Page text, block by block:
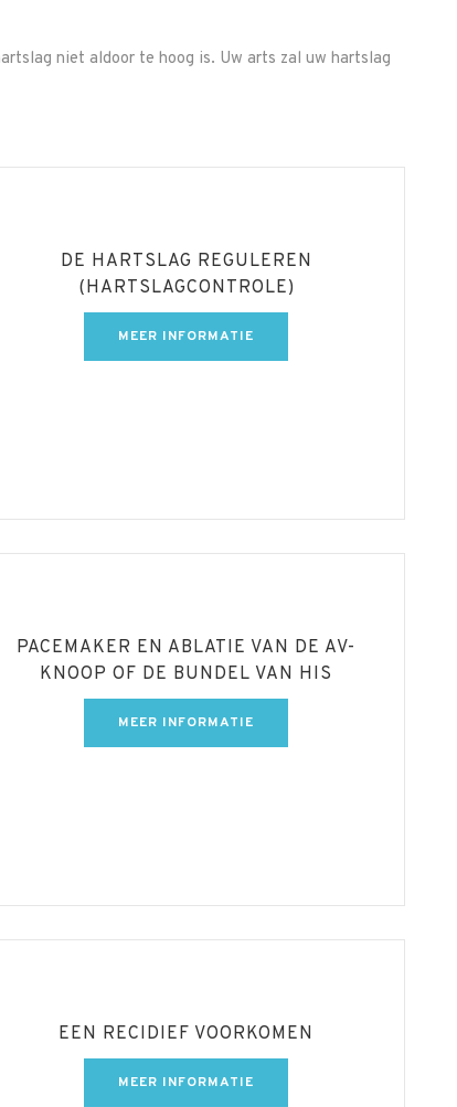
niet aldoor te hoog is. Uw arts zal uw hartslag
DE HARTSLAG REGULEREN
(HARTSLAGCONTROLE)
MEER INFORMATIE
PACEMAKER EN ABLATIE VAN DE AV-
KNOOP OF DE BUNDEL VAN HIS
MEER INFORMATIE
EEN RECIDIEF VOORKOMEN
MEER INFORMATIE